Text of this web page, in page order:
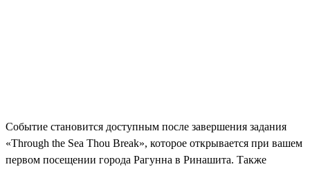
Событие становится доступным после завершения задания
«Through the Sea Thou Break», которое открывается при вашем
первом посещении города Рагунна в Ринашита. Также